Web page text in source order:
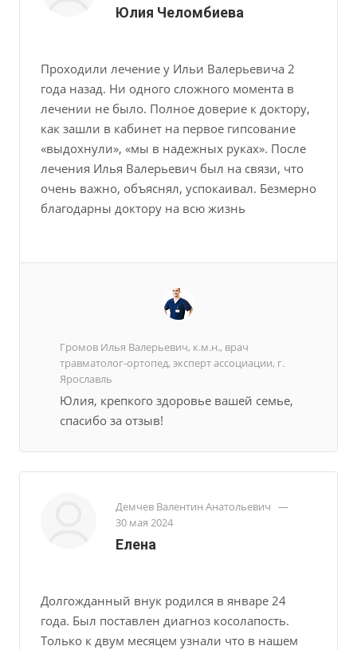
Юлия Челомбиева
Проходили лечение у Ильи Валерьевича 2
года назад. Ни одного сложного момента в
лечении не было. Полное доверие к доктору,
как зашли в кабинет на первое гипсование
«выдохнули», «мы в надежных руках». После
лечения Илья Валерьевич был на связи, что
очень важно, объяснял, успокаивал. Безмерно
благодарны доктору на всю жизнь
Громов Илья Валерьевич, к.м.н., врач
травматолог-ортопед, эксперт ассоциации, г.
Ярославль
Юлия, крепкого здоровье вашей семье,
спасибо за отзыв!
Демчев Валентин Анатольевич —
30 мая 2024
Елена
Долгожданный внук родился в январе 24
года. Был поставлен диагноз косолапость.
Только к двум месяцем узнали что в нашем